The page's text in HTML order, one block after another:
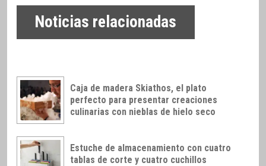
Noticias relacionadas
Caja de madera Skiathos, el plato
perfecto para presentar creaciones
culinarias con nieblas de hielo seco
Estuche de almacenamiento con cuatro
tablas de corte y cuatro cuchillos